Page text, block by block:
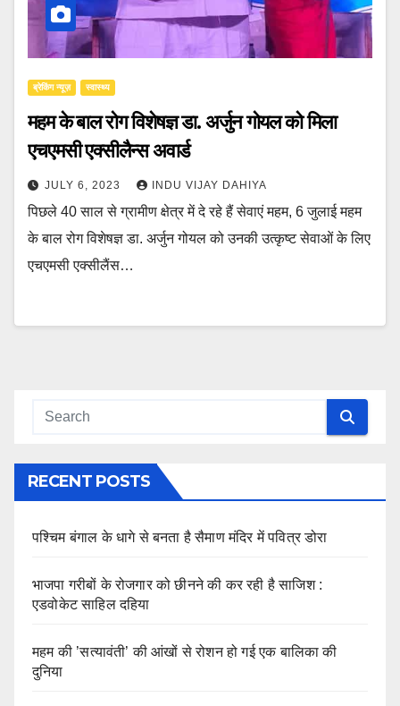
ब्रेकिंग न्यूज़ स्वास्थ्य
महम के बाल रोग विशेषज्ञ डा. अर्जुन गोयल को मिला
एचएमसी एक्सीलैन्स अवार्ड
JULY 6, 2023 INDU VIJAY DAHIYA
पिछले 40 साल से ग्रामीण क्षेत्र में दे रहे हैं सेवाएं महम, 6 जुलाई महम
के बाल रोग विशेषज्ञ डा. अर्जुन गोयल को उनकी उत्कृष्ट सेवाओं के लिए
एचएमसी एक्सीलैंस…
RECENT POSTS
पश्चिम बंगाल के धागे से बनता है सैमाण मंदिर में पवित्र डोरा
भाजपा गरीबों के रोजगार को छीनने की कर रही है साजिश :
एडवोकेट साहिल दहिया
महम की ’सत्यावंती’ की आंखों से रोशन हो गई एक बालिका की
दुनिया